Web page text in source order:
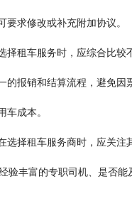
求修改或补充附加协议。
租车服务时，应综合比
报销和结算流程，避免
成本。
择租车服务商时，应关
丰富的专职司机、是否